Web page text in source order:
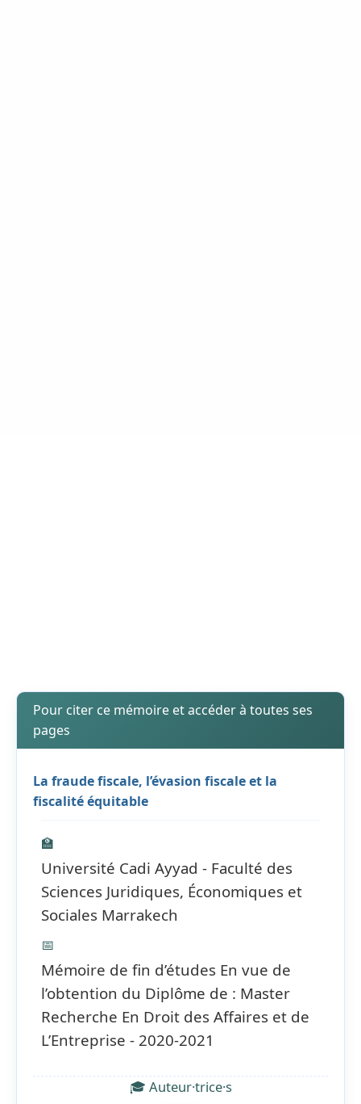
Pour citer ce mémoire et accéder à toutes ses
pages
La fraude fiscale, l’évasion fiscale et la
fiscalité équitable
🏫
Université Cadi Ayyad - Faculté des
Sciences Juridiques, Économiques et
Sociales Marrakech
📅
Mémoire de fin d’études En vue de
l’obtention du Diplôme de : Master
Recherche En Droit des Affaires et de
L’Entreprise - 2020-2021
🎓 Auteur·trice·s